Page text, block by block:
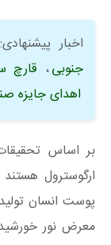
اخبار پیشنهادی:
جنوبی، قارچ
اهدای جایزه
بر اساس
معرض نور خورشید